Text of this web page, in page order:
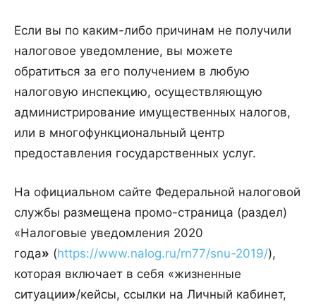
Если вы по каким-либо причинам не получили
налоговое уведомление, вы можете
обратиться за его получением в любую
налоговую инспекцию, осуществляющую
администрирование имущественных налогов,
или в многофункциональный центр
предоставления государственных услуг.
На официальном сайте Федеральной налоговой
службы размещена промо-страница (раздел)
«Налоговые уведомления 2020
года» (https://www.nalog.ru/rn77/snu-2019/),
которая включает в себя «жизненные
ситуации»/кейсы, ссылки на Личный кабинет,